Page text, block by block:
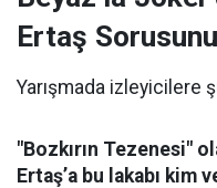
Ertaş
Yarışmada izleyicilere
"Bozkırın Tezenesi"
Ertaş’a bu lakabı kim